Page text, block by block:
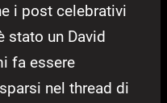
i post celebrativi
stato un David
fa essere
nel thread di